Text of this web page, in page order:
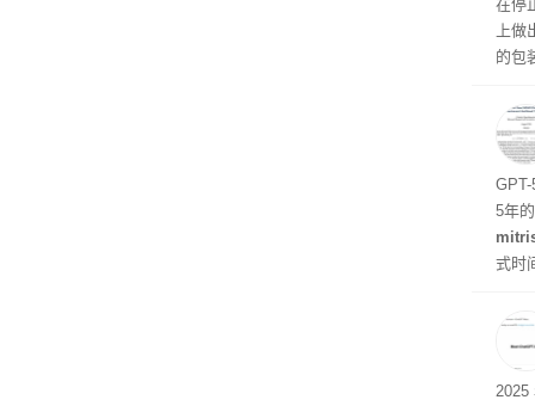
在停
上
的包
初
题
5年
式时
2025